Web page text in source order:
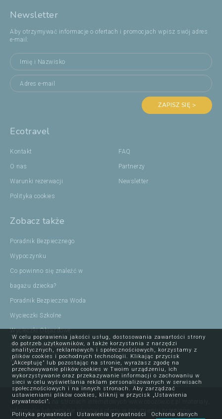
Newsletter
Aby otrzymywać informacje o ofertach i promocjach wpisz swój adres
e-mail:
ZAPISZ SIĘ >
Ecotravel
Kontakt
O nas
Warunki rezerwacji
Polityka cookies
FAQ
Partnerzy
Newsletter
Zobacz także
Poradnik Bezpiecznego
Wypoczynku
Co powinno się znaleźć w
bagażu dziecka?
Poradnik Bezpieczna Woda
Wycieczki Szkolne
Wycieczki Objazdowe
Ojcowski Park Narodowy
Wczasy
Opublikowane na stronach internetowych www.obozowicz.pl materiały,
informacje lub ceny nie stanowią oferty w rozumieniu przepisów
W celu poprawienia jakości usług, dostosowania zawartości strony
do potrzeb użytkowników, a także korzystania z narzędzi
analitycznych, reklamowych i społecznościowych, korzystamy z
plików cookies i pochodnych technologii. Klikając przycisk
„Akceptuję” lub pozostając na stronie, wyrażasz zgodę na
przechowywanie plików cookies w Twoim urządzeniu, ich
wykorzystywanie oraz przekazywanie informacji o zachowaniu w
sieci w celu wyświetlania reklam personalizowanych w serwisach
społecznościowych i na innych stronach. Aby zarządzać
ustawieniami plików cookies, kliknij w przycisk „Ustawienia
prywatności”.
Polityka prywatności
Ustawienia prywatności Ochrona danych